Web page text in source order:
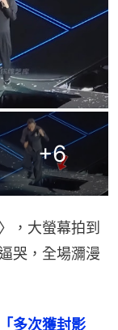
+6
，大螢幕拍到
哭，全場瀰漫
多次獲封影